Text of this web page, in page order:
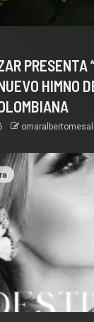
PRESENTA
HIMNO